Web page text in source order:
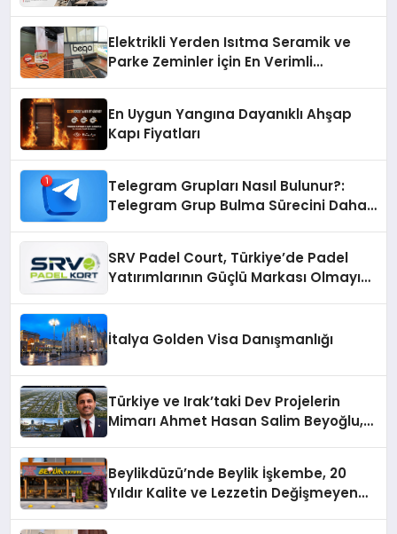
Elektrikli Yerden Isıtma Seramik ve
Parke Zeminler İçin En Verimli
En Uygun Yangına Dayanıklı Ahşap
Kapı Fiyatları
Telegram Grupları Nasıl Bulunur?:
Telegram Grup Bulma Sürecini Daha
SRV Padel Court, Türkiye’de Padel
Yatırımlarının Güçlü Markası Olmayı
İtalya Golden Visa Danışmanlığı
Türkiye ve Irak’taki Dev Projelerin
Mimarı Ahmet Hasan Salim Beyoğlu,
Hayata Geçirecek
Beylikdüzü’nde Beylik İşkembe, 20
Yıldır Kalite ve Lezzetin Değişmeyen